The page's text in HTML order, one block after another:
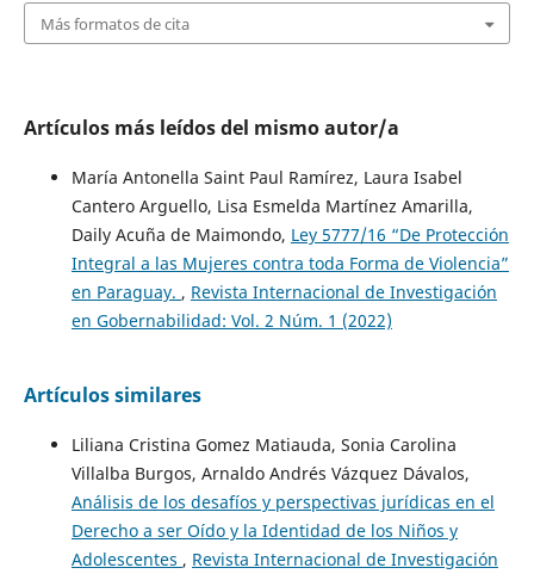
Más formatos de cita
Artículos más leídos del mismo autor/a
María Antonella Saint Paul Ramírez, Laura Isabel
Cantero Arguello, Lisa Esmelda Martínez Amarilla,
Daily Acuña de Maimondo, Ley 5777/16 “De Protección
Integral a las Mujeres contra toda Forma de Violencia”
en Paraguay. , Revista Internacional de Investigación
en Gobernabilidad: Vol. 2 Núm. 1 (2022)
Artículos similares
Liliana Cristina Gomez Matiauda, Sonia Carolina
Villalba Burgos, Arnaldo Andrés Vázquez Dávalos,
Análisis de los desafíos y perspectivas jurídicas en el
Derecho a ser Oído y la Identidad de los Niños y
Adolescentes , Revista Internacional de Investigación